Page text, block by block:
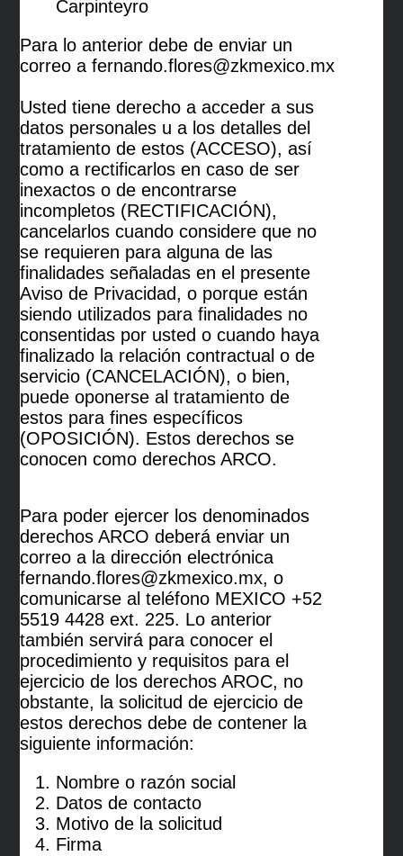
Carpinteyro
Para lo anterior debe de enviar un
correo a fernando.flores@zkmexico.mx
Usted tiene derecho a acceder a sus
datos personales u a los detalles del
tratamiento de estos (ACCESO), así
como a rectificarlos en caso de ser
inexactos o de encontrarse
incompletos (RECTIFICACIÓN),
cancelarlos cuando considere que no
se requieren para alguna de las
finalidades señaladas en el presente
Aviso de Privacidad, o porque están
siendo utilizados para finalidades no
consentidas por usted o cuando haya
finalizado la relación contractual o de
servicio (CANCELACIÓN), o bien,
puede oponerse al tratamiento de
estos para fines específicos
(OPOSICIÓN). Estos derechos se
conocen como derechos ARCO.
Para poder ejercer los denominados
derechos ARCO deberá enviar un
correo a la dirección electrónica
fernando.flores@zkmexico.mx, o
comunicarse al teléfono MEXICO +52
5519 4428 ext. 225. Lo anterior
también servirá para conocer el
procedimiento y requisitos para el
ejercicio de los derechos AROC, no
obstante, la solicitud de ejercicio de
estos derechos debe de contener la
siguiente información:
Nombre o razón social
Datos de contacto
Motivo de la solicitud
Firma